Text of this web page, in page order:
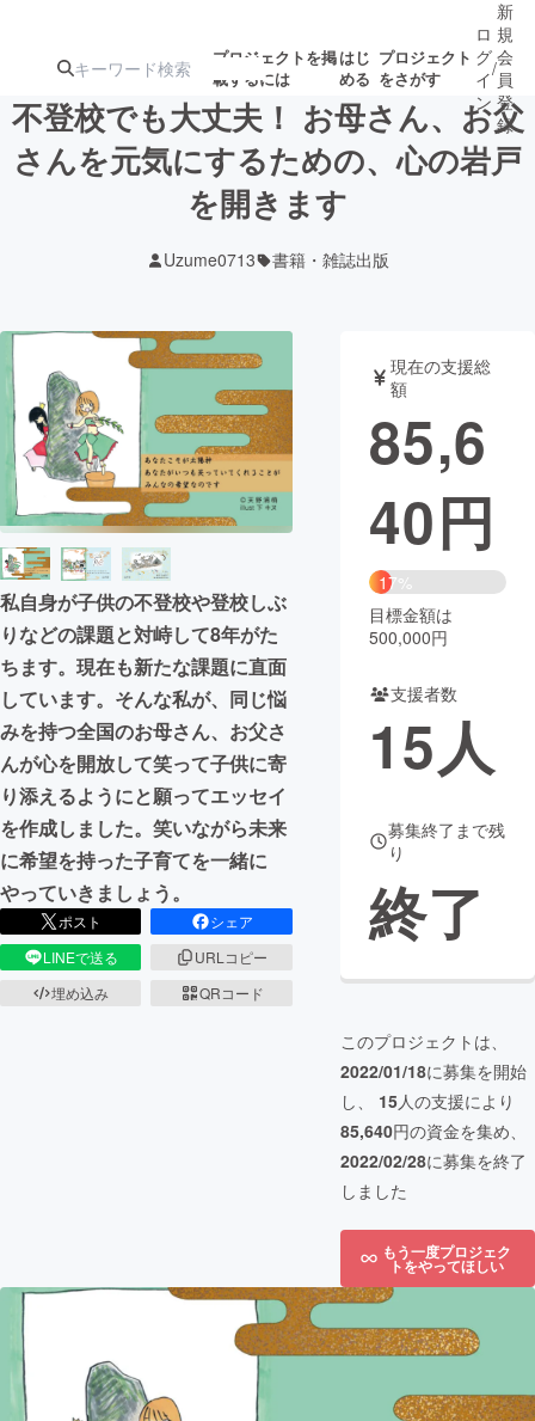
プロジェクトを掲
載するには
はじ
める
プロジェクト
をさがす
注目の新着プロ
ジェクト
募集終了が近いプ
ロジェクト
テクノロジー・ガジェット
映像・映画 書籍・雑誌
ビジネス・起業 チャレンジ
まちづくり・地域活性化
CAMPFIRE for Social Good
CAMPFIRE Creation
CAMPFIREふるさと納税machi-ya コミュニティ
ロ
グ
イ
ン
/
新
規
会
員
登
録
不登校でも大丈夫！ お母さん、お父
さんを元気にするための、心の岩戸
を開きます
Uzume0713 書籍・雑誌出版
私自身が子供の不登校や登校しぶ
りなどの課題と対峙して8年がた
ちます。現在も新たな課題に直面
しています。そんな私が、同じ悩
みを持つ全国のお母さん、お父さ
んが心を開放して笑って子供に寄
り添えるようにと願ってエッセイ
を作成しました。笑いながら未来
に希望を持った子育てを一緒に
やっていきましょう。
ポスト
シェア
LINEで送る
URLコピー
埋め込み
QRコード
現在の支援総
額
85,6
40円
17%
目標金額は
500,000円
支援者数
15人
募集終了まで残
り
終了
このプロジェクトは、
2022/01/18に募集を開始
し、 15人の支援により
85,640円の資金を集め、
2022/02/28に募集を終了
しました
もう一度プロジェク
トをやってほしい